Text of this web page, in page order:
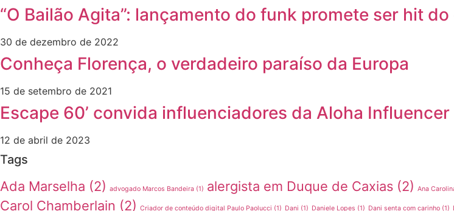
“O Bailão Agita”: lançamento do funk promete ser hit
30 de dezembro de 2022
Conheça Florença, o verdadeiro paraíso da Europa
15 de setembro de 2021
Escape 60’ convida influenciadores da Aloha
12 de abril de 2023
Tags
Ada Marselha (2) advogado Marcos Bandeira (1) alergista em Duque de Caxias (2) Ana
Carol Chamberlain (2) Criador de conteúdo digital Paulo Paolucci (1) Dani (1) Daniele Lopes (1) Dani senta com carinho (1)